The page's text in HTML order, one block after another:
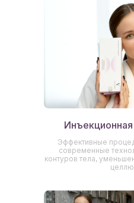
Эффективные
современные
контуров тела,